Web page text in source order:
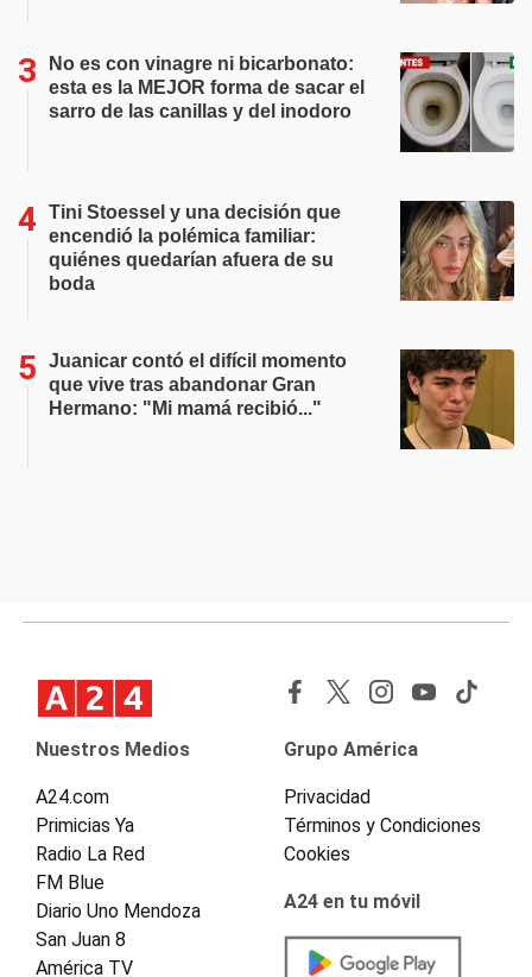
No es con vinagre ni bicarbonato:
esta es la MEJOR forma de sacar el
sarro de las canillas y del inodoro
Tini Stoessel y una decisión que
encendió la polémica familiar:
quiénes quedarían afuera de su
boda
Juanicar contó el difícil momento
que vive tras abandonar Gran
Hermano: "Mi mamá recibió..."
Nuestros Medios
A24.com
Primicias Ya
Radio La Red
FM Blue
Diario Uno Mendoza
San Juan 8
América TV
Grupo América
Privacidad
Términos y Condiciones
Cookies
A24 en tu móvil